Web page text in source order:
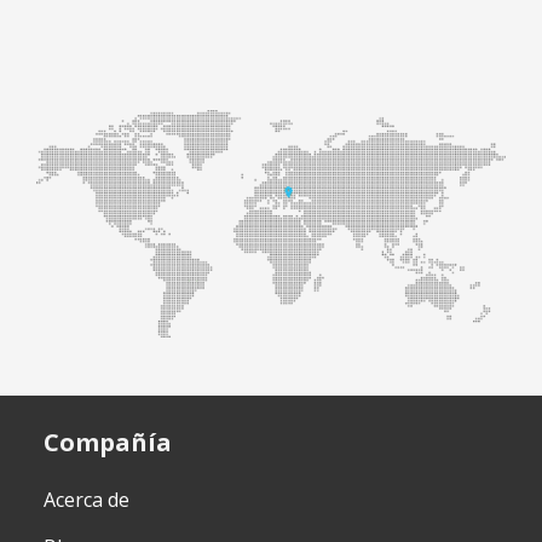
Compañía
Acerca de